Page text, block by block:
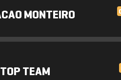
MONTEIRO
TEAM